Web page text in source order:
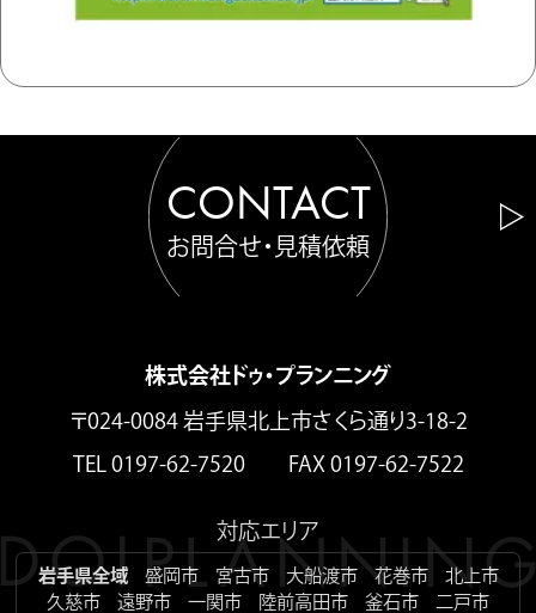
CONTACT
お問合せ・見積依頼
株式会社ドゥ・プランニング
〒024-0084 岩手県北上市さくら通り3-18-2
TEL 0197-62-7520 FAX 0197-62-7522
対応エリア
岩手県全域 盛岡市 宮古市 大船渡市 花巻市
北上市
久慈市
遠野市 一関市 陸前高田市 釜石市 二戸市